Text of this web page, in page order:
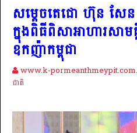
សម្តេចតេជោ ហ៊ុន សែ
ក្នុងពិធីពិសាអាហារសា
ឧកញ៉ាកម្ពុជា
www.k-
ជាតិ